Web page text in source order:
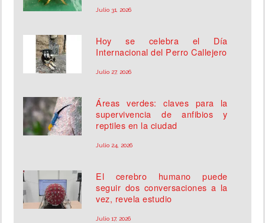
Julio 31, 2026
Hoy se celebra el Día
Internacional del Perro Callejero
Julio 27, 2026
Áreas verdes: claves para la
supervivencia de anfibios y
reptiles en la ciudad
Julio 24, 2026
El cerebro humano puede
seguir dos conversaciones a la
vez, revela estudio
Julio 17, 2026